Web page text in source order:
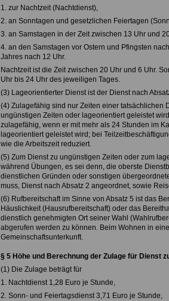
1. zur Nachtzeit (Nachtdienst),
2. an Sonntagen und gesetzlichen Feiertagen
3. an Samstagen in der Zeit zwischen 13 Uhr und
4. an den Samstagen vor Ostern und Pfingsten
Jahres nach 12 Uhr.
Nachtzeit ist die Zeit zwischen 20 Uhr und 6 Uhr.
Uhr bis 24 Uhr des jeweiligen Tages.
(3) Lageorientierter Dienst ist der Dienst nach
(4) Zulagefähig sind nur Zeiten einer tatsächlichen
ungünstigen Zeiten oder lageorientiert geleistet
zulagefähig, wenn er mit mehr als 24 Stunden im
lageorientiert geleistet wird; bei
wie die Arbeitszeit reduziert.
(5) Zum Dienst zu ungünstigen Zeiten oder zum
während Übungen, es sei denn, die oberste
dienstlichen Gründen oder sonstigen
muss, Dienst nach Absatz 2 angeordnet, sowie
(6) Rufbereitschaft im Sinne von Absatz 5 ist das
Häuslichkeit (Hausrufbereitschaft) oder das
dienstlich genehmigten Ort seiner Wahl
abgerufen werden zu können. Beim Wohnen in
Gemeinschaftsunterkunft.
§ 5 Höhe und Berechnung der Zulage für Dienst
(1) Die Zulage beträgt für
1. Nachtdienst 1,28 Euro je Stunde,
2. Sonn- und Feiertagsdienst 3,71 Euro je Stunde,